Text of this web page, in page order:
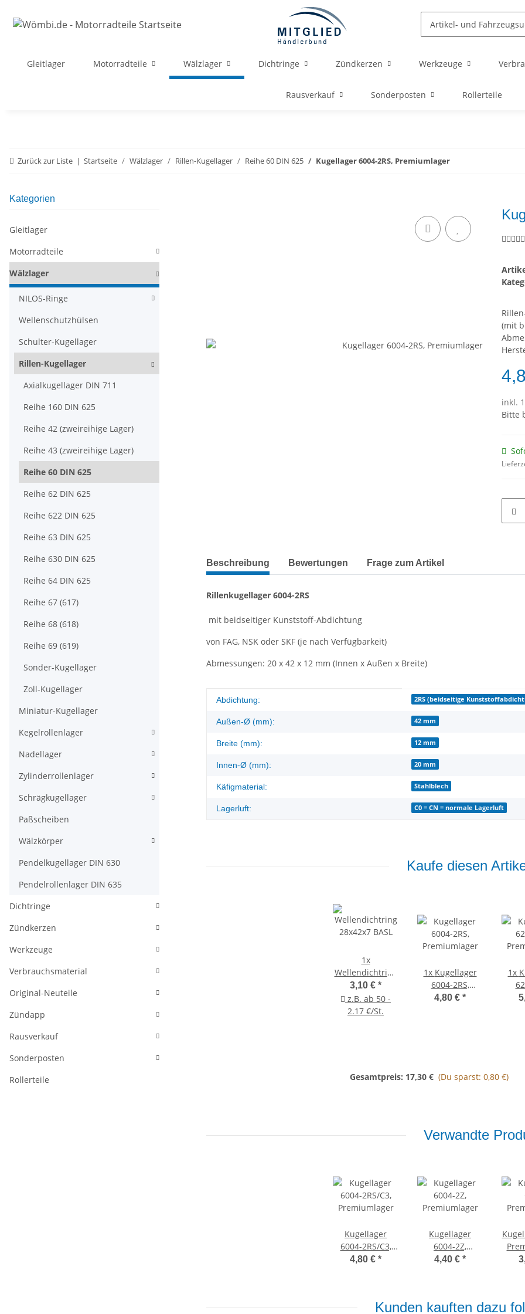
Gleitlager Motorradteile Wälzlager Dichtringe Zündkerzen Werkzeuge
Rausverkauf Sonderposten Rollerteile
Zurück zur Liste Startseite Wälzlager Rillen-Kugellager Reihe 60 DIN 625 Kugellager 6004-2RS, Premiumlager
(mit
inkl.
Bitte
weitere Registerkarten anzeigen
Beschreibung Bewertungen Frage zum Artikel
Rillenkugellager 6004-2RS
mit beidseitiger Kunststoff-Abdichtung
von FAG, NSK oder SKF (je nach Verfügbarkeit)
Abmessungen: 20 x 42 x 12 mm (Innen x Außen x Breite)
Produkteigenschaft
Wert
Abdichtung: 2RS (beidseitige
Außen-Ø (mm): 42 mm
Breite (mm): 12 mm
Innen-Ø (mm): 20 mm
Käfigmaterial: Stahlblech
Lagerluft: C0 = CN = normale Lagerluft
Kaufe diesen
1x
Wellendichtring
28x42x7 BASL
3,10 € *
z.B. ab 50 -
2.17 €/St.
1x Kugellager
6004-2RS,
Premiumlager
4,80 € *
1x
Gesamtpreis: 17,30 € (Du sparst: 0,80 €)
Verwandte
Kugellager
6004-2RS/C3,
Premiumlager
4,80 € *
Kugellager
6004-2Z,
Premiumlager
4,40 € *
Kunden kauften dazu
Kategorien
Gleitlager
Motorradteile
Wälzlager
NILOS-Ringe
Wellenschutzhülsen
Schulter-Kugellager
Rillen-Kugellager
Axialkugellager DIN 711
Reihe 160 DIN 625
Reihe 42 (zweireihige Lager)
Reihe 43 (zweireihige Lager)
Reihe 60 DIN 625
Reihe 62 DIN 625
Reihe 622 DIN 625
Reihe 63 DIN 625
Reihe 630 DIN 625
Reihe 64 DIN 625
Reihe 67 (617)
Reihe 68 (618)
Reihe 69 (619)
Sonder-Kugellager
Zoll-Kugellager
Miniatur-Kugellager
Kegelrollenlager
Nadellager
Zylinderrollenlager
Schrägkugellager
Paßscheiben
Wälzkörper
Pendelkugellager DIN 630
Pendelrollenlager DIN 635
Dichtringe
Zündkerzen
Werkzeuge
Verbrauchsmaterial
Original-Neuteile
Zündapp
Rausverkauf
Sonderposten
Rollerteile